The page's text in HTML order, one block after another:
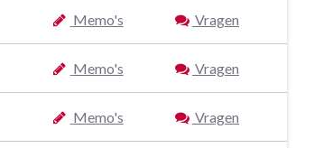
Memo's Vragen
Memo's Vragen
Memo's Vragen